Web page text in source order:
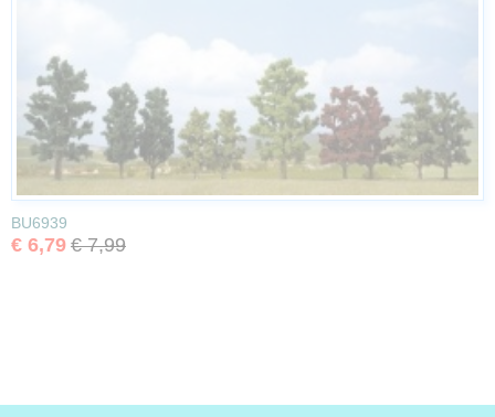
BU6939
€ 6,79 € 7,99